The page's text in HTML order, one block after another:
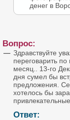
денег в
Вопрос:
Здравствуйте
переговарить
месяц.. 13-го
дня сумел бы
предложения.
хотелось бы
Ответ: